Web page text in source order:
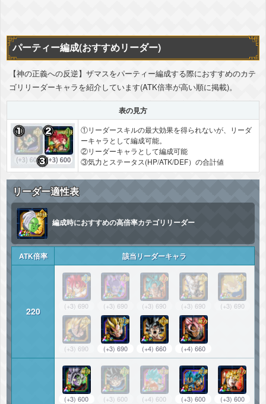
パーティー編成(おすすめリーダー)
【神の正義への反逆】ザマスをパーティー編成する際におすすめのカテ
ゴリリーダーキャラを紹介しています(ATK倍率が高い順に掲載)。
表の見方
①リーダースキルの最大効果を得られないが、リーダ
ーキャラとして編成可能。
②リーダーキャラとして編成可能
③気力とステータス(HP/ATK/DEF）の合計値
リーダー適性表
編成時におすすめの高倍率カテゴリリーダー
ATK倍率 該当リーダーキャラ
220 (+3) 690 (+3) 690 (+3) 690 (+3) 690 (+3) 690
(+3) 690 (+3) 690 (+4) 660 (+4) 660
(+3) 600 (+3) 600 (+4) 600 (+3) 600 (+3) 600